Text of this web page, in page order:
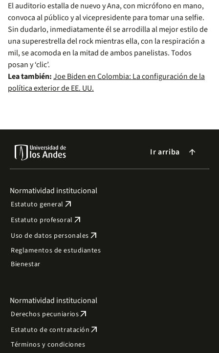
El auditorio estalla de nuevo y Ana, con micrófono en mano,
convoca al público y al vicepresidente para tomar una selfie.
Sin dudarlo, inmediatamente él se arrodilla al mejor estilo de
una superestrella del rock mientras ella, con la respiración a
mil, se acomoda en la mitad de ambos panelistas. Todos
posan y ‘clic’.
Lea también:Joe Biden en Colombia: La configuración de la
política exterior de EE. UU.
Ir arriba arrow_forward
Normatividad institucional
Estatuto general arrow_outward
Estatuto profesoral arrow_outward
Uso de datos personales arrow_outward
Reglamentos de estudiantes
Bienestar
Normatividad institucional
Derechos pecuniariosarrow_outward
Estatuto de contratación arrow_outward
Términos y condiciones